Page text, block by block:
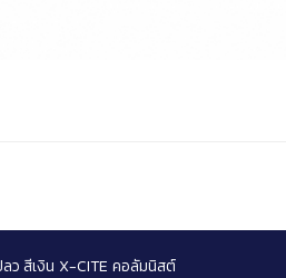
ลว สีเงิน X-CITE คอลัมนิสต์